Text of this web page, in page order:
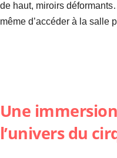
de haut, miroirs
même d’accéder à la salle
Une
l’univers du